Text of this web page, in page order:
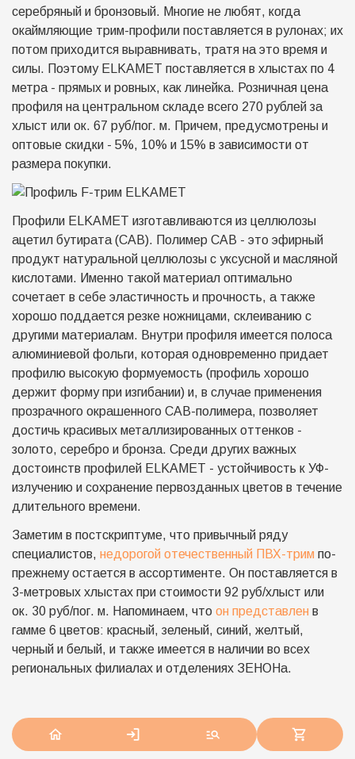
серебряный и бронзовый. Многие не любят, когда
окаймляющие трим-профили поставляется в рулонах; их
потом приходится выравнивать, тратя на это время и
силы. Поэтому ELKAMET поставляется в хлыстах по 4
метра - прямых и ровных, как линейка. Розничная цена
профиля на центральном складе всего 270 рублей за
хлыст или ок. 67 руб/пог. м. Причем, предусмотрены и
оптовые скидки - 5%, 10% и 15% в зависимости от
размера покупки.
Профили ELKAMET изготавливаются из целлюлозы
ацетил бутирата (CAB). Полимер CAB - это эфирный
продукт натуральной целлюлозы с уксусной и масляной
кислотами. Именно такой материал оптимально
сочетает в себе эластичность и прочность, а также
хорошо поддается резке ножницами, склеиванию с
другими материалам. Внутри профиля имеется полоса
алюминиевой фольги, которая одновременно придает
профилю высокую формуемость (профиль хорошо
держит форму при изгибании) и, в случае применения
прозрачного окрашенного CAB-полимера, позволяет
достичь красивых металлизированных оттенков -
золото, серебро и бронза. Среди других важных
достоинств профилей ELKAMET - устойчивость к УФ-
излучению и сохранение первозданных цветов в течение
длительного времени.
Заметим в постскриптуме, что привычный ряду
специалистов, недорогой отечественный ПВХ-трим по-
прежнему остается в ассортименте. Он поставляется в
3-метровых хлыстах при стоимости 92 руб/хлыст или
ок. 30 руб/пог. м. Напоминаем, что он представлен в
гамме 6 цветов: красный, зеленый, синий, желтый,
черный и белый, и также имеется в наличии во всех
региональных филиалах и отделениях ЗЕНОНа.